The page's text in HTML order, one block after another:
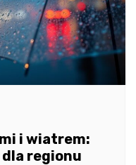
i wiatrem:
regionu